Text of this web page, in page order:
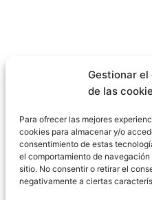
Gestionar
de las
Para ofrecer las mejores
cookies para almacenar y/o
consentimiento de estas
el comportamiento de
sitio. No consentir o retirar el
negativamente a ciertas